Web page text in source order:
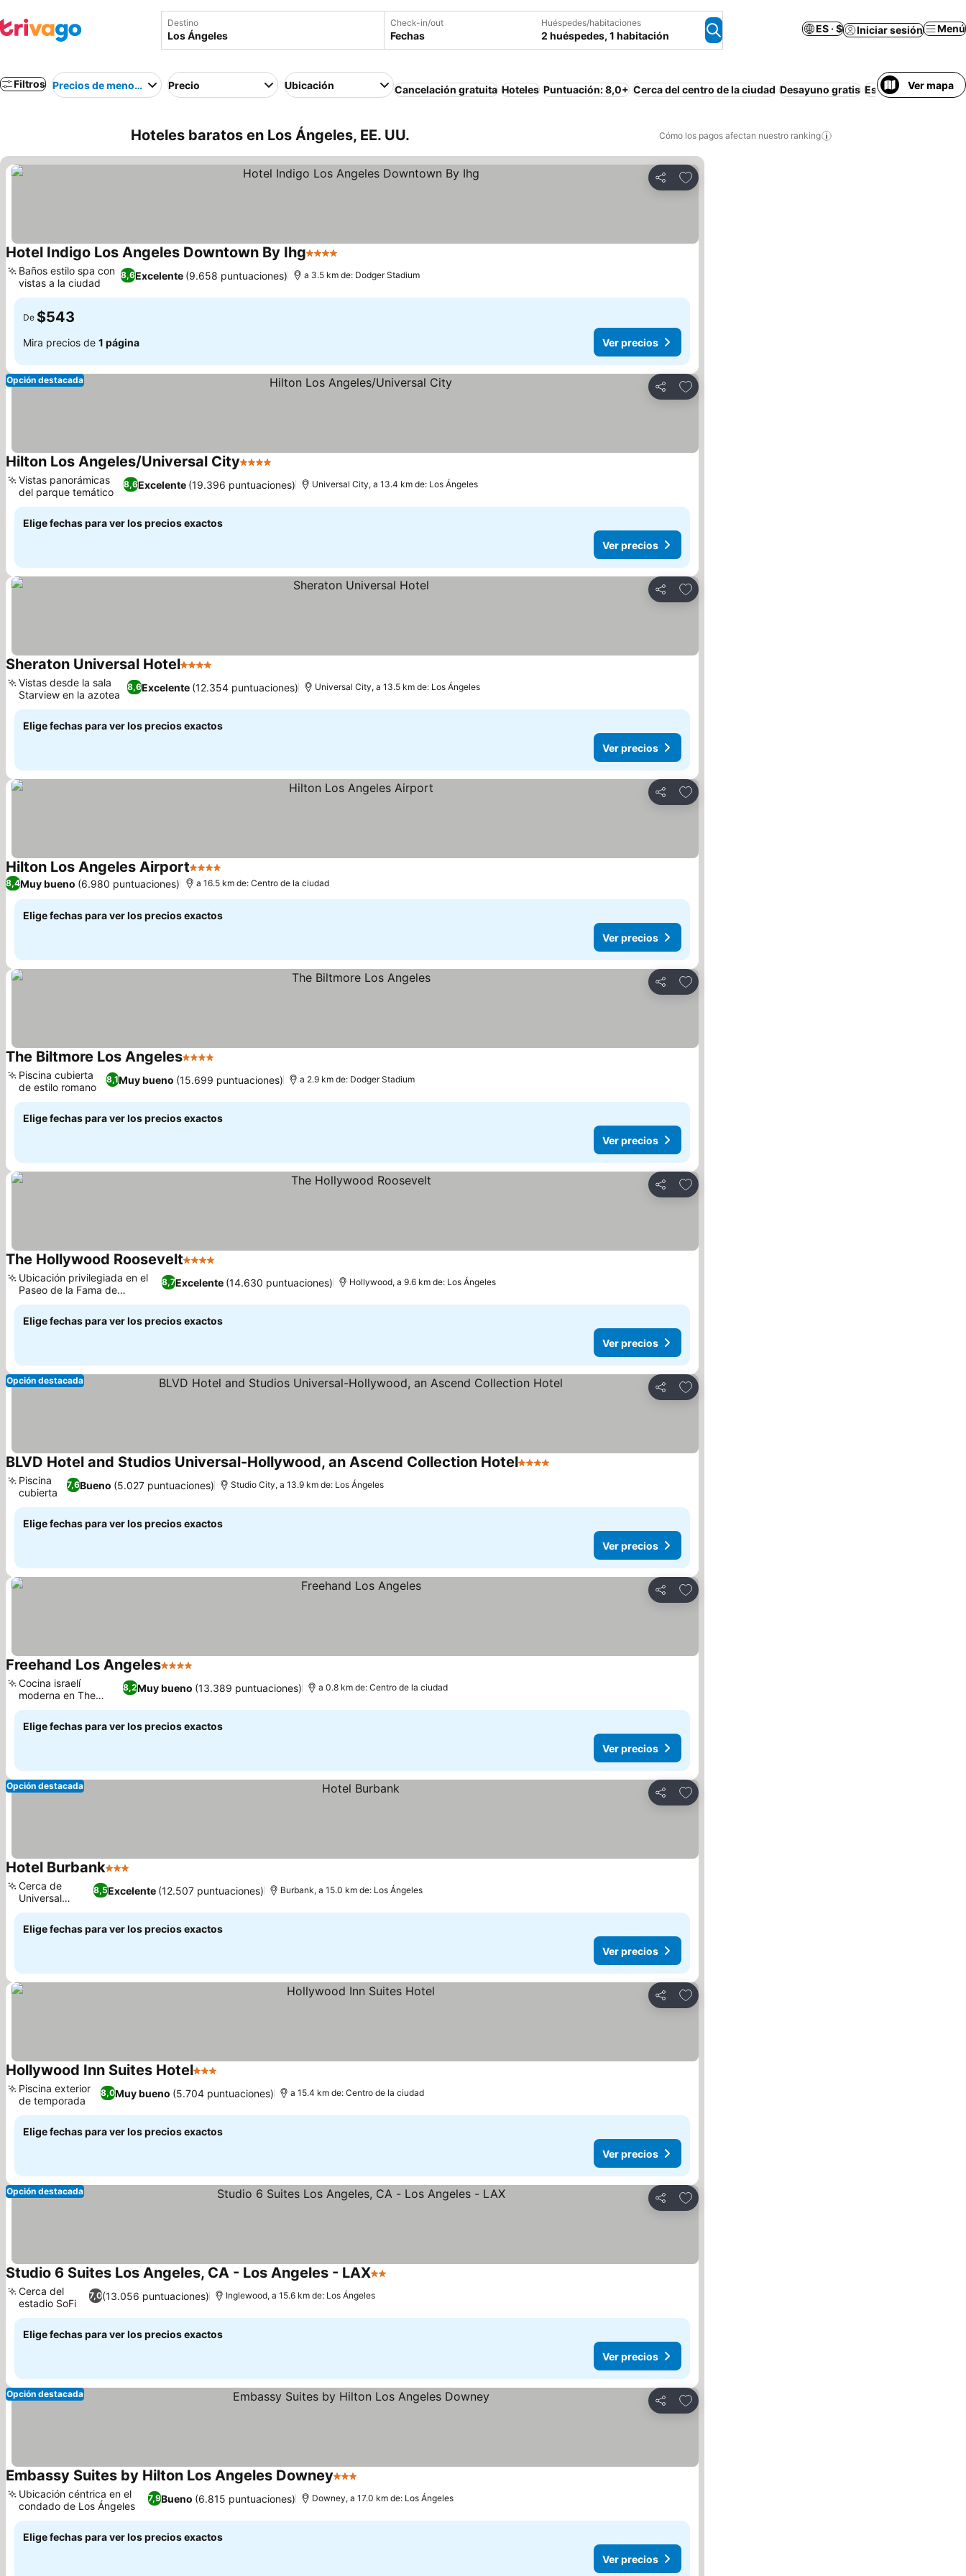
Destino Check-in/out
Fechas
Huéspedes/habitaciones
2 huéspedes, 1 habitación
ES · $ Iniciar sesión Menú
Filtros Precios de menor a mayorPrecio Ubicación Cancelación gratuita Hoteles Puntuación: 8,0+ Cerca del centro de la ciudad Desayuno gratis Estacionamiento
Ver mapa
Hoteles baratos en Los Ángeles, EE. UU. Cómo los pagos afectan nuestro ranking
Compartir
Agregar a favoritos
Hotel Indigo Los Angeles Downtown By Ihg4 Estrellas
8,6Excelente (9.658 puntuaciones)
Baños estilo spa con
vistas a la ciudad
a 3.5 km de: Dodger Stadium
De $543
Mira precios de 1 página Ver precios
Compartir
Agregar a favoritos
Opción destacada
Hilton Los Angeles/Universal City4 Estrellas
8,6Excelente (19.396 puntuaciones)
Vistas panorámicas
del parque temático
Universal City, a 13.4 km de: Los Ángeles
Elige fechas para ver los precios exactos
Ver precios
Compartir
Agregar a favoritos
Sheraton Universal Hotel4 Estrellas
8,6Excelente (12.354 puntuaciones)
Vistas desde la sala
Starview en la azotea
Universal City, a 13.5 km de: Los Ángeles
Elige fechas para ver los precios exactos
Ver precios
Compartir
Agregar a favoritos
Hilton Los Angeles Airport4 Estrellas
8,4Muy bueno (6.980 puntuaciones) a 16.5 km de: Centro de la ciudad
Elige fechas para ver los precios exactos
Ver precios
Compartir
Agregar a favoritos
The Biltmore Los Angeles4 Estrellas
8,1Muy bueno (15.699 puntuaciones)
Piscina cubierta
de estilo romano
a 2.9 km de: Dodger Stadium
Elige fechas para ver los precios exactos
Ver precios
Compartir
Agregar a favoritos
The Hollywood Roosevelt4 Estrellas
8,7Excelente (14.630 puntuaciones)
Ubicación privilegiada en el
Paseo de la Fama de
Hollywood
Hollywood, a 9.6 km de: Los Ángeles
Elige fechas para ver los precios exactos
Ver precios
Compartir
Agregar a favoritos
Opción destacada
BLVD Hotel and Studios Universal-Hollywood, an Ascend Collection Hotel4 Estrellas
7,6Bueno (5.027 puntuaciones)
Piscina
cubierta
Studio City, a 13.9 km de: Los Ángeles
Elige fechas para ver los precios exactos
Ver precios
Compartir
Agregar a favoritos
Freehand Los Angeles4 Estrellas
8,2Muy bueno (13.389 puntuaciones)
Cocina israelí
moderna en The
Exchange
a 0.8 km de: Centro de la ciudad
Elige fechas para ver los precios exactos
Ver precios
Compartir
Agregar a favoritos
Opción destacada
Hotel Burbank3 Estrellas
8,5Excelente (12.507 puntuaciones)
Cerca de
Universal
Studios
Burbank, a 15.0 km de: Los Ángeles
Elige fechas para ver los precios exactos
Ver precios
Compartir
Agregar a favoritos
Hollywood Inn Suites Hotel3 Estrellas
8,0Muy bueno (5.704 puntuaciones)
Piscina exterior
de temporada
a 15.4 km de: Centro de la ciudad
Elige fechas para ver los precios exactos
Ver precios
Compartir
Agregar a favoritos
Opción destacada
Studio 6 Suites Los Angeles, CA - Los Angeles - LAX2 Estrellas
7,0(13.056 puntuaciones)
Cerca del
estadio SoFi
Inglewood, a 15.6 km de: Los Ángeles
Elige fechas para ver los precios exactos
Ver precios
Compartir
Agregar a favoritos
Opción destacada
Embassy Suites by Hilton Los Angeles Downey3 Estrellas
7,9Bueno (6.815 puntuaciones)
Ubicación céntrica en el
condado de Los Ángeles
Downey, a 17.0 km de: Los Ángeles
Elige fechas para ver los precios exactos
Ver precios